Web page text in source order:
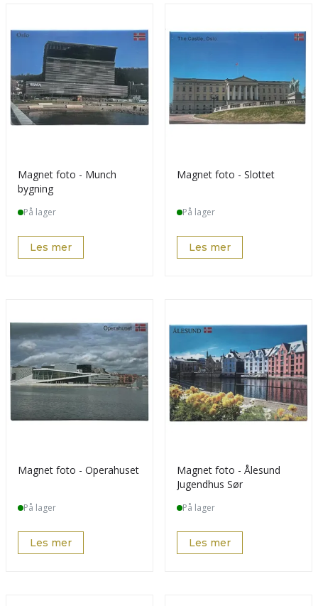
Magnet foto - Munch
bygning
På lager
Les mer
Magnet foto - Slottet
På lager
Les mer
Magnet foto - Operahuset
På lager
Les mer
Magnet foto - Ålesund
Jugendhus Sør
På lager
Les mer